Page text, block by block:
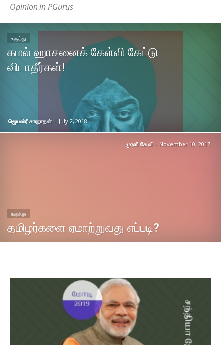
Opinion in PGurus
கருத்து
கமல் ஹாசனைக் கேள்வி கேட்டு
விடாதீர்கள்!
ஜெயஸ்ரீ சாரநாதன் - July 2, 2018
கருத்து
தமிழர்களை ஏமாற்றுவது எப்படி?
முரளி கே வீ - November 10, 2017